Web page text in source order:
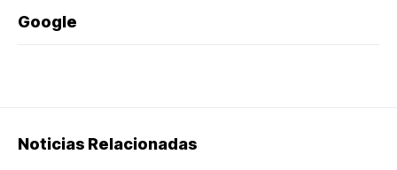
Google
Noticias Relacionadas